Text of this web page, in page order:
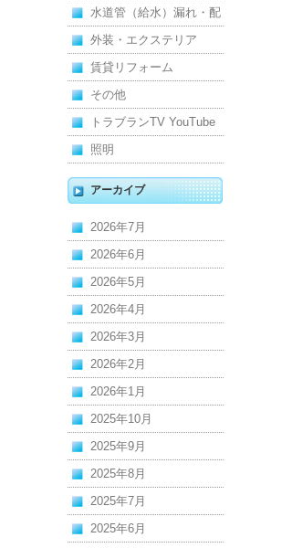
水道管（給水）漏れ・配
管
外装・エクステリア
賃貸リフォーム
その他
トラブランTV YouTube
照明
アーカイブ
2026年7月
2026年6月
2026年5月
2026年4月
2026年3月
2026年2月
2026年1月
2025年10月
2025年9月
2025年8月
2025年7月
2025年6月